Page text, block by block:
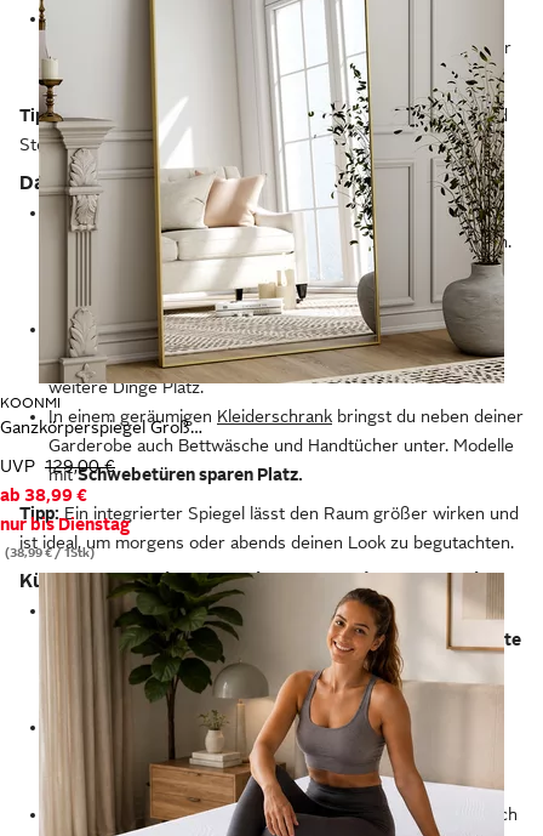
KOONMI
Ganzkörperspiegel Großer Standspiegel mit Metallrahmen und verstärktem Glas
UVP 129,00 €
ab 38,99 €
nur bis Dienstag
(38,99 € / 1Stk)
Wandregale, Sideboards, Kommoden und Vitrinen bieten
offenen und geschlossenen Stauraum
für Bücher, Geschirr
und weitere Wohnutensilien.
Tipp:Mit funktionalen TV-Möbeln integrierst du Fernseher und
Stereoanlage in dein Wohnzimmer.
Das Schlafzimmer: dein Raum für ruhige Nächte
DasBett
ist der wichtigste Einrichtungsgegenstand im
und in vielen Größen und Varianten erhältlich.
Neben klassischen Einzel- und Doppelbetten bekommst du
Boxspring- oder platzsparende Beistellbetten.
Auf dem Nachttischdirekt neben dem Kopfendefinden
Schlafzimmerlampe, Bücher, Getränke, ein Uhrenradio und
weitere Dinge Platz.
In einem geräumigen Kleiderschrank bringst du neben deiner
Garderobe auch Bettwäsche und Handtücher unter. Modelle
mitSchwebetüren sparen Platz.
Tipp: Ein integrierter Spiegel lässt den Raum größer wirken und
ist ideal, um morgens oder abends deinen Look zu begutachten.
Küche und Esszimmer: dein Platz für jede Mahlzeit
Küchenzeilesind alle fürs Kochen und Backen
erforderlichen Schränke, Arbeitsplatten und Elektrogeräte
Du hast die Wahl zwischen platzsparenden
Kompaktküchen und ausgedehnten Winkelküchen.
Küchenschränke und Regalebieten viel Stauraum für
Geschirr und Kochutensilien.In geräumigen Schubladen
finden mehrere Besteckgarnituren Platz.
und -stühle sind oft sehr kompakt, sodass sie auch